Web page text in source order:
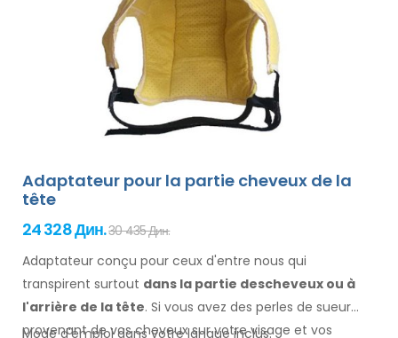
Adaptateur pour la partie cheveux de la
tête
24 328 Дин.30 435 Дин.
Adaptateur conçu pour ceux d'entre nous qui
transpirent surtout dans la partie descheveux ou à
l'arrière de la tête. Si vous avez des perles de sueur
provenant de vos cheveuxsur votre visage et vos
Mode d'emploi dans votre langue inclus.